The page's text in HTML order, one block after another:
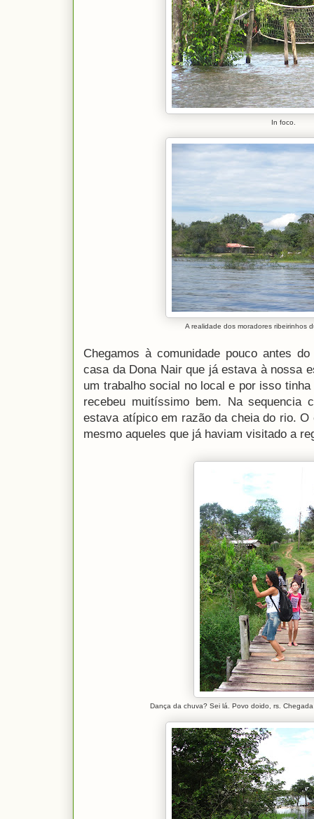
In foco.
A realidade dos moradores ribeirinhos
Chegamos à comunidade pouco antes
casa da Dona Nair que já estava à nossa
um trabalho social no local e por isso
recebeu muitíssimo bem. Na sequencia
estava atípico em razão da cheia do rio.
mesmo aqueles que já haviam visitado a
Dança da chuva? Sei lá. Povo doido, rs.